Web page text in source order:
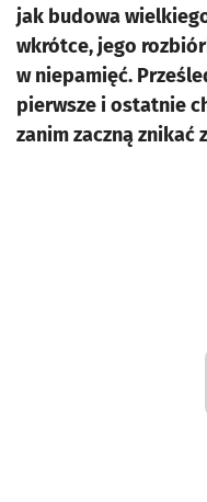
jak budowa
wkrótce, jego
w niepamięć.
pierwsze i ostatnie
zanim zaczną znikać